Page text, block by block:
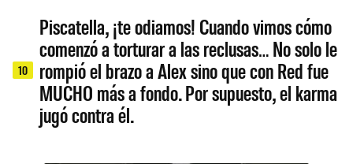
10
Piscatella, ¡te odiamos! Cuando vimos cómo
comenzó a torturar a las reclusas… No solo le
rompió el brazo a Alex sino que con Red fue
MUCHO más a fondo. Por supuesto, el karma
jugó contra él.